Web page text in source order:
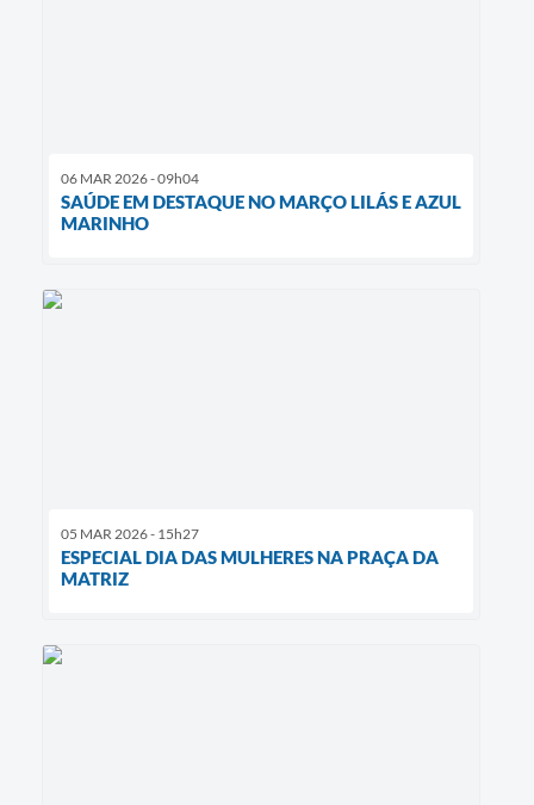
06 MAR 2026 - 09h04
SAÚDE EM DESTAQUE NO MARÇO LILÁS E AZUL
MARINHO
05 MAR 2026 - 15h27
ESPECIAL DIA DAS MULHERES NA PRAÇA DA
MATRIZ